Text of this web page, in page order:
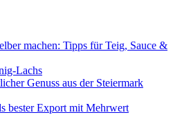
machen: Tipps für Teig, Sauce &
Lachs
Genuss aus der Steiermark
bester Export mit Mehrwert